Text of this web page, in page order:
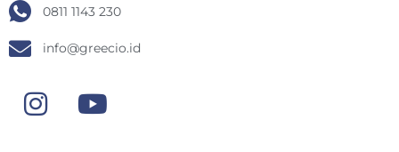
0811 1143 230
info@greecio.id